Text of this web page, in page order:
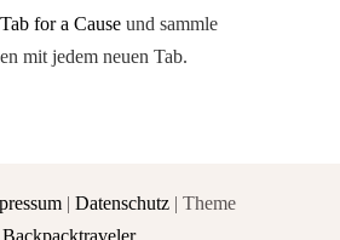
Tab for a Causeund sammle
mit jedem neuen Tab.
| Datenschutz| Theme
Backpacktraveler